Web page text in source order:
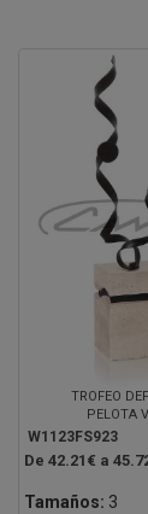
TROFEO
PELOTA
W1123FS923
De 42.21€ a
Tamaños: 3